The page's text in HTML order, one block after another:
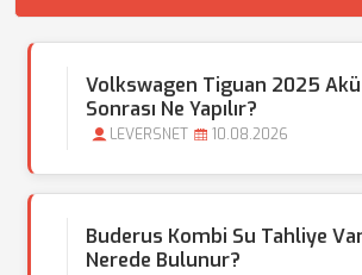
Volkswagen Tiguan 2025
Sonrası Ne Yapılır?
LEVERSNET 10.08.2026
Buderus Kombi Su Tahliye
Nerede Bulunur?